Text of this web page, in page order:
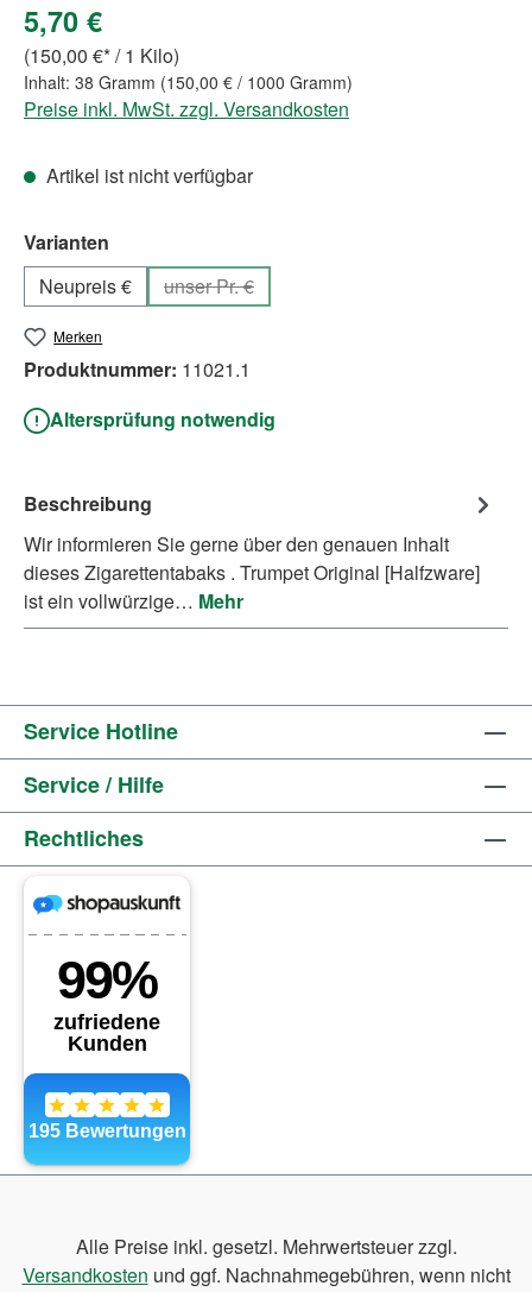
5,70 €
(150,00 €* / 1 Kilo)
Inhalt: 38 Gramm (150,00 € / 1000 Gramm)
Preise inkl. MwSt. zzgl. Versandkosten
Artikel ist nicht verfügbar
Varianten
Neupreis €
unser Pr. €
(Diese Option ist zurzeit nicht verfügbar.)
Merken
Produktnummer: 11021.1
Altersprüfung notwendig
Beschreibung
Wir informieren Sie gerne über den genauen Inhalt
dieses Zigarettentabaks . Trumpet Original [Halfzware]
ist ein vollwürzige… Mehr
Service Hotline
Service / Hilfe
Rechtliches
Alle Preise inkl. gesetzl. Mehrwertsteuer zzgl.
Versandkosten und ggf. Nachnahmegebühren, wenn nicht